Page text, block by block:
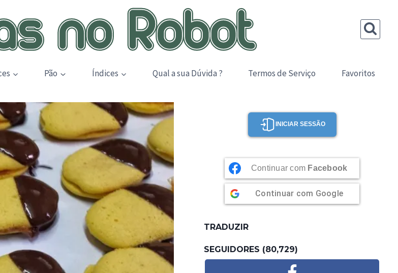
Pão Índices Qual a sua Dúvida ? Termos de Serviço Favoritos
INICIAR SESSÃO
Continuar com Facebook
Continuar com Google
TRADUZIR
SEGUIDORES (80,729)